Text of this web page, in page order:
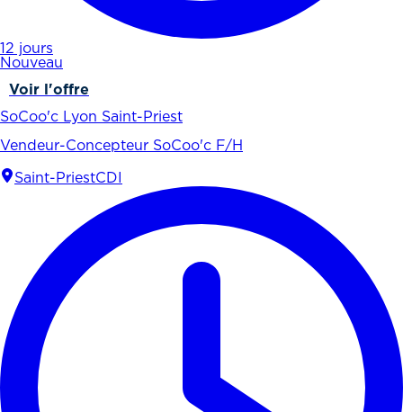
12 jours
Nouveau
Voir l'offre
SoCoo'c Lyon Saint-Priest
Vendeur-Concepteur SoCoo'c F/H
Saint-PriestCDI